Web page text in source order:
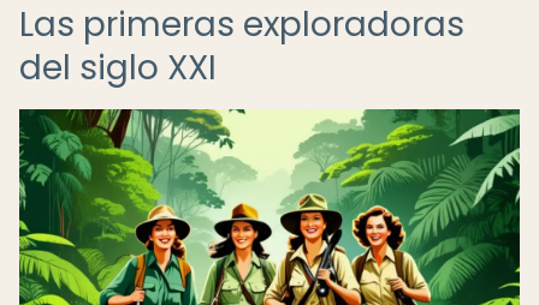
Las primeras exploradoras
del siglo XXI